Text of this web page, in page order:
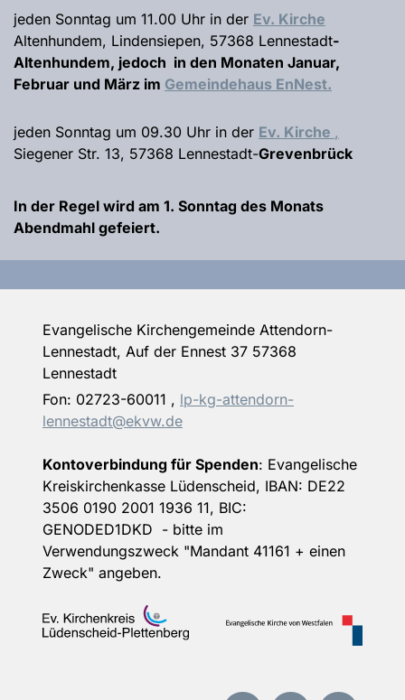
jeden Sonntag um 11.00 Uhr in der Ev. Kirche
Altenhundem, Lindensiepen, 57368 Lennestadt-
Altenhundem, jedoch in den Monaten Januar,
Februar und März im Gemeindehaus EnNest.
jeden Sonntag um 09.30 Uhr in der Ev. Kirche ,
Siegener Str. 13, 57368 Lennestadt-Grevenbrück
In der Regel wird am 1. Sonntag des Monats
Abendmahl gefeiert.
Evangelische Kirchengemeinde Attendorn-
Lennestadt, Auf der Ennest 37 57368
Lennestadt
Fon: 02723-60011 , lp-kg-attendorn-
lennestadt@ekvw.de
Kontoverbindung für Spenden: Evangelische
Kreiskirchenkasse Lüdenscheid, IBAN: DE22
3506 0190 2001 1936 11, BIC:
GENODED1DKD - bitte im
Verwendungszweck "Mandant 41161 + einen
Zweck" angeben.